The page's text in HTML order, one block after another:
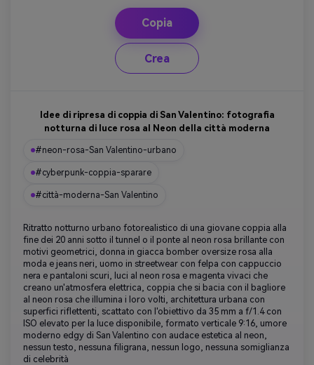
Copia
Crea
Idee di ripresa di coppia di San Valentino: fotografia
notturna di luce rosa al Neon della città moderna
#neon-rosa-San Valentino-urbano
#cyberpunk-coppia-sparare
#città-moderna-San Valentino
Ritratto notturno urbano fotorealistico di una giovane coppia alla
fine dei 20 anni sotto il tunnel o il ponte al neon rosa brillante con
motivi geometrici, donna in giacca bomber oversize rosa alla
moda e jeans neri, uomo in streetwear con felpa con cappuccio
nera e pantaloni scuri, luci al neon rosa e magenta vivaci che
creano un'atmosfera elettrica, coppia che si bacia con il bagliore
al neon rosa che illumina i loro volti, architettura urbana con
superfici riflettenti, scattato con l'obiettivo da 35 mm a f/1.4 con
ISO elevato per la luce disponibile, formato verticale 9:16, umore
moderno edgy di San Valentino con audace estetica al neon,
nessun testo, nessuna filigrana, nessun logo, nessuna somiglianza
di celebrità